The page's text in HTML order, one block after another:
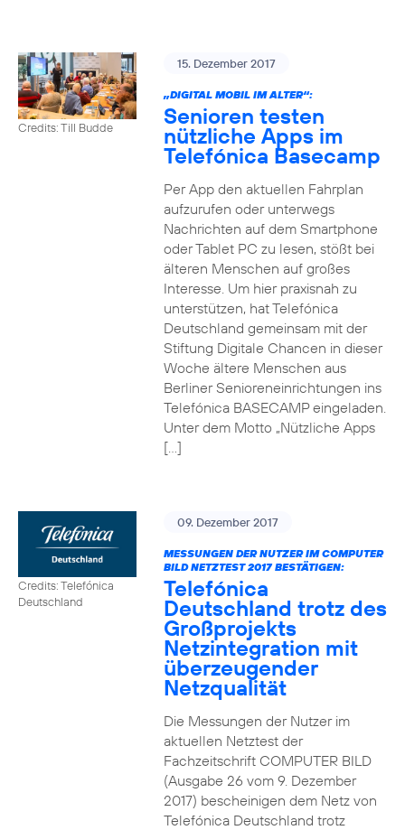
Credits: Till Budde
15. Dezember 2017
„DIGITAL MOBIL IM ALTER“:
Senioren testen
nützliche Apps im
Telefónica Basecamp
Per App den aktuellen Fahrplan
aufzurufen oder unterwegs
Nachrichten auf dem Smartphone
oder Tablet PC zu lesen, stößt bei
älteren Menschen auf großes
Interesse. Um hier praxisnah zu
unterstützen, hat Telefónica
Deutschland gemeinsam mit der
Stiftung Digitale Chancen in dieser
Woche ältere Menschen aus
Berliner Senioreneinrichtungen ins
Telefónica BASECAMP eingeladen.
Unter dem Motto „Nützliche Apps
[…]
Credits: Telefónica
Deutschland
09. Dezember 2017
MESSUNGEN DER NUTZER IM COMPUTER
BILD NETZTEST 2017 BESTÄTIGEN:
Telefónica
Deutschland trotz des
Großprojekts
Netzintegration mit
überzeugender
Netzqualität
Die Messungen der Nutzer im
aktuellen Netztest der
Fachzeitschrift COMPUTER BILD
(Ausgabe 26 vom 9. Dezember
2017) bescheinigen dem Netz von
Telefónica Deutschland trotz